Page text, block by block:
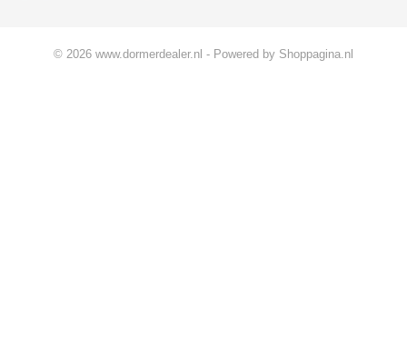
© 2026 www.dormerdealer.nl - Powered by Shoppagina.nl